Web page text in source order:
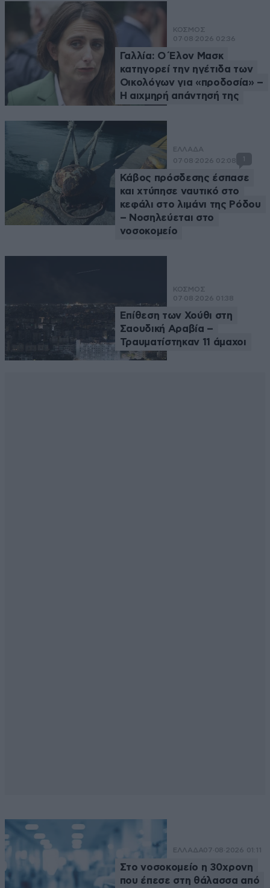
ΚΟΣΜΟΣ
07·08·2026 02:36
Γαλλία: Ο Έλον Μασκ
κατηγορεί την ηγέτιδα των
Οικολόγων για «προδοσία» –
Η αιχμηρή απάντησή της
ΕΛΛΑΔΑ
07·08·2026 02:08
1
Κάβος πρόσδεσης έσπασε
και χτύπησε ναυτικό στο
κεφάλι στο λιμάνι της Ρόδου
– Νοσηλεύεται στο
νοσοκομείο
ΚΟΣΜΟΣ
07·08·2026 01:38
Επίθεση των Χούθι στη
Σαουδική Αραβία –
Τραυματίστηκαν 11 άμαχοι
ΕΛΛΑΔΑ07·08·2026 01:11
Στο νοσοκομείο η 30χρονη
που έπεσε στη θάλασσα από